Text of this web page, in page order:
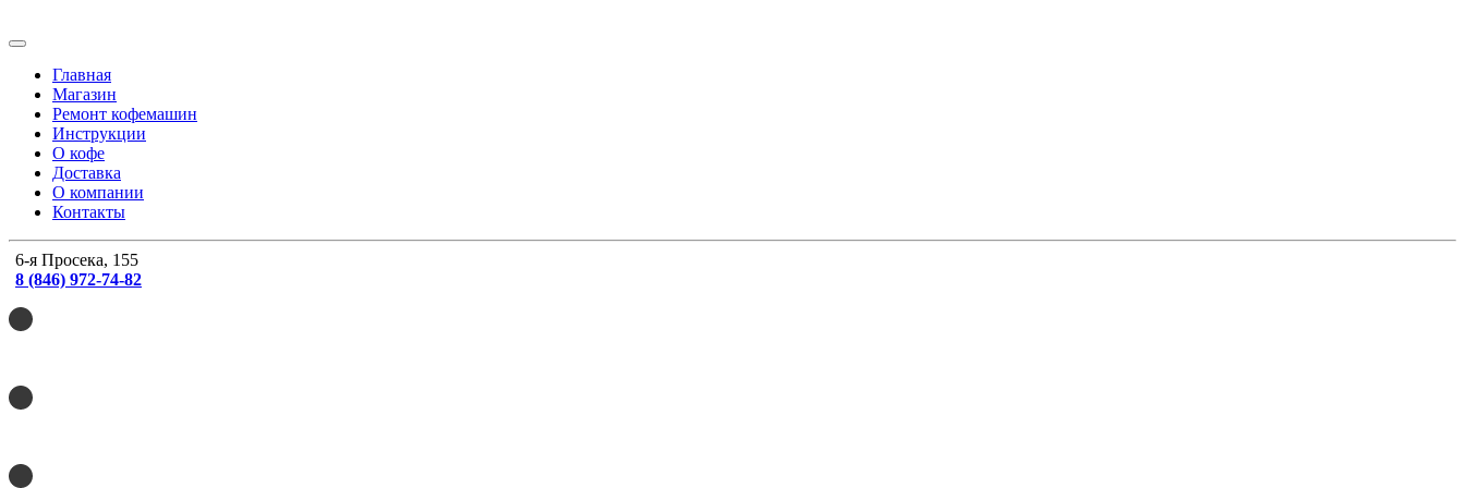
Главная
Магазин
Ремонт кофемашин
Инструкции
О кофе
Доставка
О компании
Контакты
6-я Просека, 155
8 (846) 972-74-82